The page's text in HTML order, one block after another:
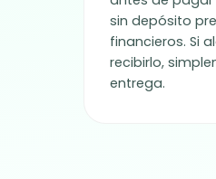
sin depósito
financieros. Si
recibirlo,
entrega.